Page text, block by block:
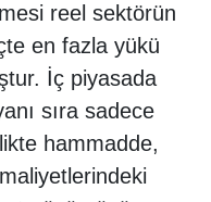
reel sektörün
en fazla yükü
İç piyasada
sıra sadece
hammadde,